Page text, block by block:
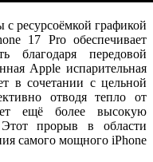
с ресурсоёмкой графикой
17 Pro обеспечивает
благодаря передовой
Apple испарительная
в сочетании с цельной
отводя тепло от
ещё более высокую
Этот прорыв в области
самого мощного iPhone